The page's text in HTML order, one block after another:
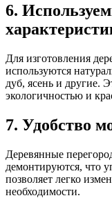
6.
Для изготовления
используются
дуб, ясень и другие.
экологичностью и
7. Удобство
Деревянные
демонтируются, что
позволяет легко
необходимости.